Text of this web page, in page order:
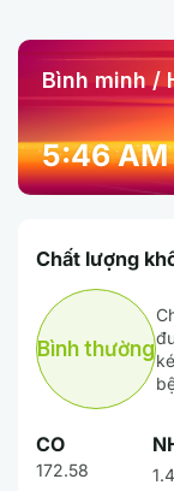
Bình minh /
5:46 AM
Chất lượng
Bình thường
CO
172.58 1.4